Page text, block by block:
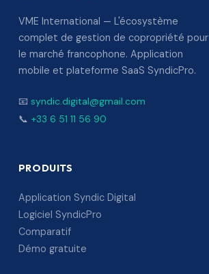
VME International — L'écosystème
complet de gestion de copropriété pour
le marché francophone. Application
mobile et plateforme SaaS SyndicPro.
📧 syndic.digital@gmail.com
📞 +33 6 51 11 56 90
PRODUITS
Application Syndic Digital
Logiciel SyndicPro
Comparatif
Démo gratuite